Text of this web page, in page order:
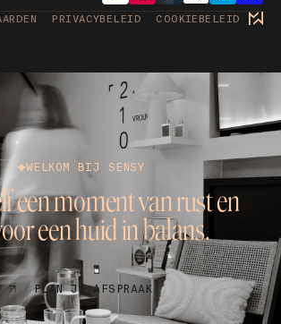
PRIVACYBELEID COOKIEBELEID
WELKOM BIJ SENSY
een moment van rust en
een huid in balans.
PLAN JE AFSPRAAK